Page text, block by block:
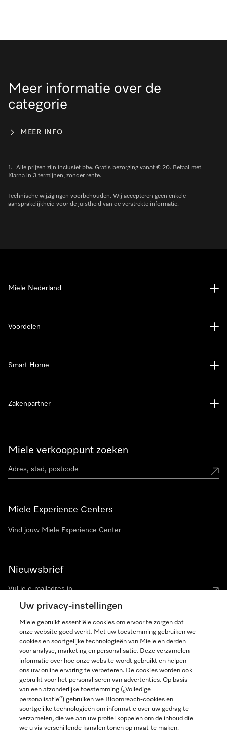
Meer informatie over de
categorie
MEER INFO
1.
Alle prijzen zijn inclusief btw. Gratis bezorging vanaf € 20. Betaal met
Klarna in 3 termijnen, zonder rente.
Technische wijzigingen voorbehouden. Wij accepteren geen enkele
aansprakelijkheid voor de juistheid van de verstrekte informatie.
Miele verkooppunt zoeken
Miele Experience Centers
Vind jouw Miele Experience Center
Nieuwsbrief
Miele Nederland
Voordelen
Smart Home
Zakenpartner
Disclaimer
Miele op Instagram
Miele op Facebook
Miele op Youtube
Uw privacy-instellingen
Miele gebruikt essentiële cookies om ervoor te zorgen dat
onze website goed werkt. Met uw toestemming gebruiken we
cookies en soortgelijke technologieën van Miele en derden
voor analyse, marketing en personalisatie. Deze verzamelen
informatie over hoe onze website wordt gebruikt en helpen
ons uw online ervaring te verbeteren. De cookies worden ook
gebruikt voor het personaliseren van advertenties. Op basis
van een afzonderlijke toestemming („Volledige
personalisatie“) gebruiken we Bloomreach-cookies en
soortgelijke technologieën om informatie over uw gedrag te
verzamelen, die we aan uw profiel koppelen om de inhoud die
we u via verschillende kanalen tonen op maat te maken.